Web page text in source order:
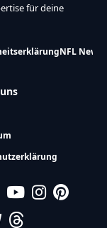
für deine
NFL News